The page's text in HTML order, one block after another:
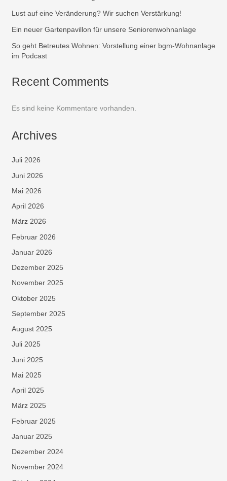
Lust auf eine Veränderung? Wir suchen Verstärkung!
Ein neuer Gartenpavillon für unsere Seniorenwohnanlage
So geht Betreutes Wohnen: Vorstellung einer bgm-Wohnanlage
im Podcast
Recent Comments
Es sind keine Kommentare vorhanden.
Archives
Juli 2026
Juni 2026
Mai 2026
April 2026
März 2026
Februar 2026
Januar 2026
Dezember 2025
November 2025
Oktober 2025
September 2025
August 2025
Juli 2025
Juni 2025
Mai 2025
April 2025
März 2025
Februar 2025
Januar 2025
Dezember 2024
November 2024